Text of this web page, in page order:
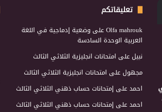
تعليقاتكم
Olfa mahroukعلىوضعية إدماجية في اللغة
العربية الوحدة السادسة
نبيلعلى امتحانات انجليزية الثلاثي الثالث
مجهولعلى امتحانات انجليزية الثلاثي الثالث
احمدعلى إمتحانات حساب ذهني الثلاثي الثالث
احمدعلى إمتحانات حساب ذهني الثلاثي الثالث